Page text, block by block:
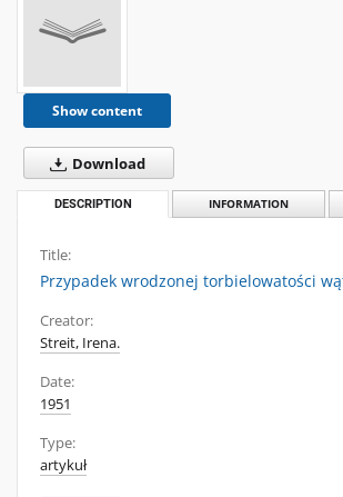
Show content
Download
DESCRIPTION INFORMATION
Title:
Przypadek wrodzonej torbielowatości
Creator:
Streit, Irena.
Date:
1951
Type:
artykuł